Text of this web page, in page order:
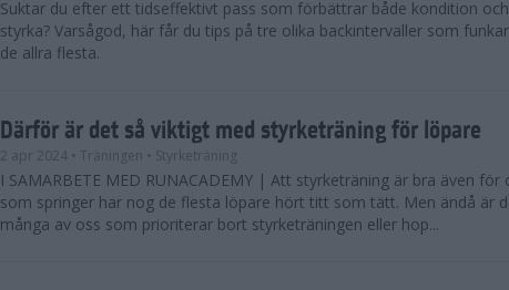
Suktar du efter ett tidseffektivt pass som förbättrar både kondition och
styrka? Varsågod, här får du tips på tre olika backintervaller som
de allra flesta.
Därför är det så viktigt med styrketräning för löpare
2 apr 2024 • Träningen • Styrketräning
I SAMARBETE MED RUNACADEMY | Att styrketräning är bra även för
som springer har nog de flesta löpare hört titt som tätt. Men ändå är
många av oss som prioriterar bort styrketräningen eller hop...